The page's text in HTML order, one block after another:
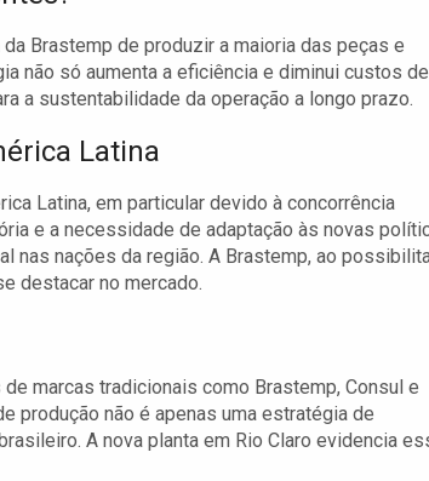
Brastemp de produzir a maioria das peças e
não só aumenta a eficiência e diminui custos de
a sustentabilidade da operação a longo prazo.
Latina
Latina, em particular devido à concorrência
e a necessidade de adaptação às novas
nas nações da região. A Brastemp, ao
destacar no mercado.
marcas tradicionais como Brastemp, Consul e
produção não é apenas uma estratégia de
A nova planta em Rio Claro evidencia